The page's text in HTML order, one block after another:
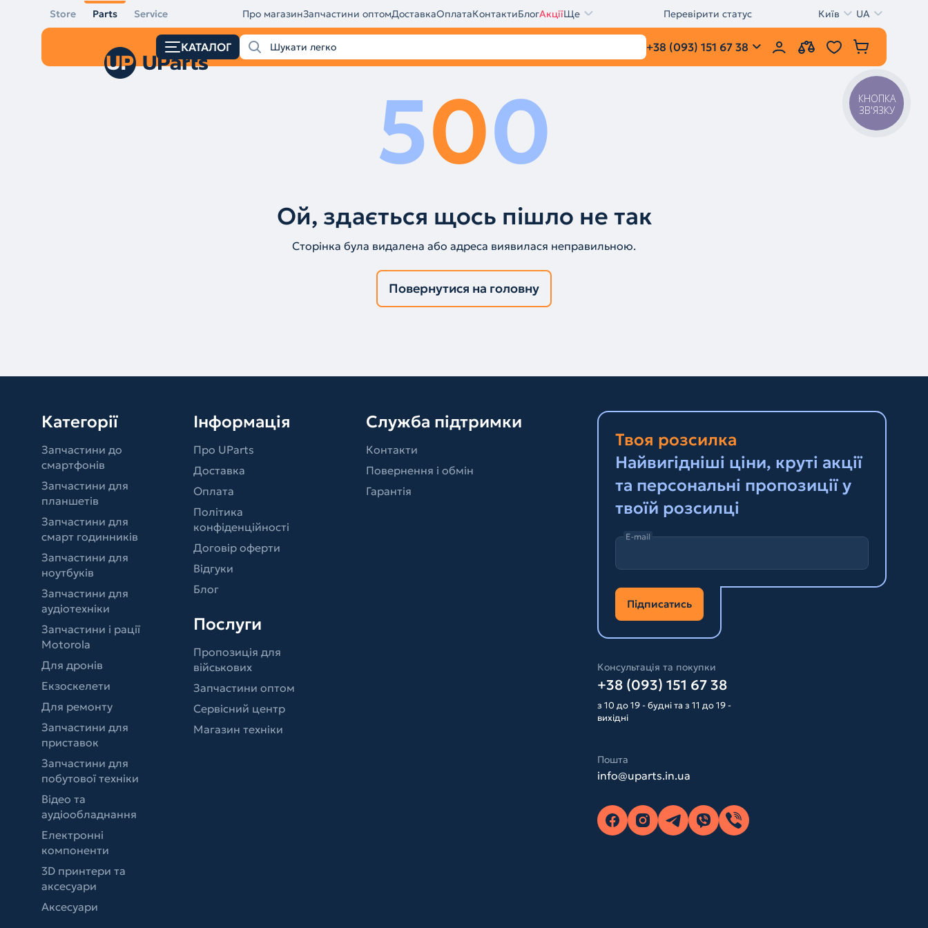
Store Parts Service Про магазинЗапчастини оптомДоставкаОплатаКонтактиБлогАкціїЩе Перевірити статус Київ UA
КАТАЛОГ +38 (093) 151 67 38
500
Ой, здається щось пішло не так
Сторінка була видалена або адреса виявилася неправильною.
Повернутися на головну
Категорії
Запчастини до
смартфонів
Запчастини для
планшетів
Запчастини для
смарт годинників
Запчастини для
ноутбуків
Запчастини для
аудіотехніки
Запчастини і рації
Motorola
Для дронів
Екзоскелети
Для ремонту
Запчастини для
приставок
Запчастини для
побутової техніки
Відео та
аудіообладнання
Електронні
компоненти
3D принтери та
аксесуари
Аксесуари
Інформація
Про UParts
Доставка
Оплата
Політика
конфіденційності
Договір оферти
Відгуки
Блог
Послуги
Пропозиція для
військових
Запчастини оптом
Сервісний центр
Магазин техніки
Служба підтримки
Контакти
Повернення і обмін
Гарантія
Твоя розсилка
Найвигідніші ціни, круті акції
та персональні пропозиції у
твоїй розсилці
E-mail
Підписатись
Консультація та покупки
+38 (093) 151 67 38
з 10 до 19 - будні та з 11 до 19 -
вихідні
Пошта
info@uparts.in.ua
КНОПКА
ЗВ'ЯЗКУ